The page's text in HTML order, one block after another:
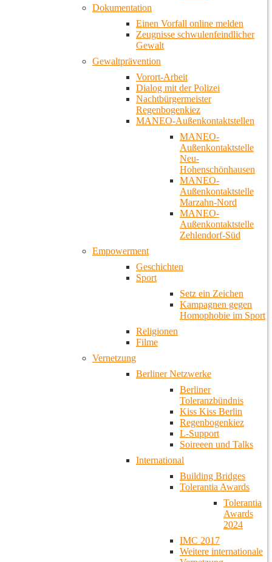
Dokumentation
Einen Vorfall online melden
Zeugnisse schwulenfeindlicher
Gewalt
Gewaltprävention
Vorort-Arbeit
Dialog mit der Polizei
Nachtbürgermeister
Regenbogenkiez
MANEO-Außenkontaktstellen
MANEO-
Außenkontaktstelle
Neu-
Hohenschönhausen
MANEO-
Außenkontaktstelle
Marzahn-Nord
MANEO-
Außenkontaktstelle
Zehlendorf-Süd
Empowerment
Geschichten
Sport
Setz ein Zeichen
Kampagnen gegen
Homophobie im Sport
Religionen
Filme
Vernetzung
Berliner Netzwerke
Berliner
Toleranzbündnis
Kiss Kiss Berlin
Regenbogenkiez
L-Support
Soireeen und Talks
International
Building Bridges
Tolerantia Awards
Tolerantia
Awards
2024
IMC 2017
Weitere internationale